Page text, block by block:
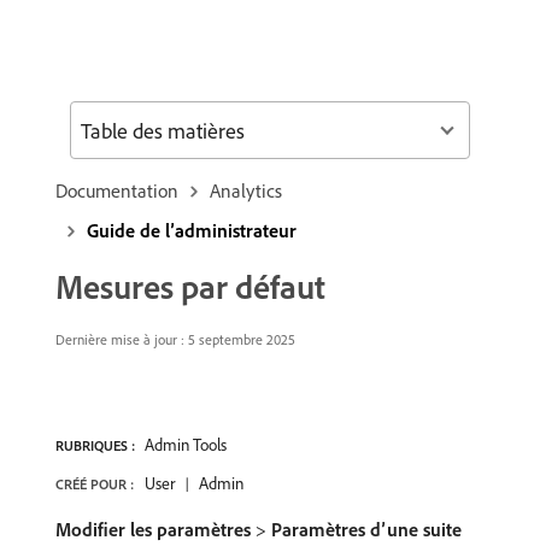
Documentation
Analytics
Guide de l’administrateur
Mesures par défaut
Dernière mise à jour : 5 septembre 2025
RUBRIQUES : Admin Tools
CRÉÉ POUR : User Admin
Modifier les paramètres > Paramètres d’une suite
Table des matières